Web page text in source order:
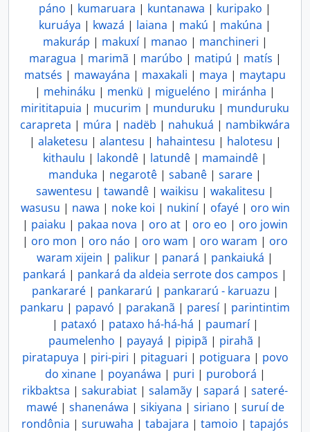
páno | kumaruara | kuntanawa | kuripako |
kuruáya | kwazá | laiana | makú | makúna |
makuráp | makuxí| manao | manchineri |
maragua | marimã | marúbo | matipú | matís |
matsés | mawayána | maxakali | maya | maytapu
| mehináku | menkü | migueléno | miránha |
mirititapuia | mucurim | munduruku | munduruku
carapreta | múra | nadëb | nahukuá | nambikwára
| alaketesu | alantesu | hahaintesu | halotesu |
kithaulu | lakondê | latundê | mamaindê |
manduka | negarotê | sabanê | sarare |
sawentesu | tawandê | waikisu | wakalitesu |
wasusu | nawa | noke koi | nukiní| ofayé| oro win
| paiaku | pakaa nova | oro at | oro eo | oro jowin
| oro mon | oro náo | oro wam | oro waram | oro
waram xijein | palikur | panará | pankaiuká |
pankará | pankará da aldeia serrote dos campos |
pankararé| pankararú | pankararú - karuazu |
pankaru | papavó | parakanã | paresí| parintintim
| pataxó | pataxo há-há-há | paumarí|
paumelenho | payayá | pipipã | pirahã |
piratapuya | piri-piri | pitaguari | potiguara | povo
do xinane| poyanáwa | puri | puroborá |
rikbaktsa | sakurabiat | salamãy | sapará | sateré-
mawé| shanenáwa | sikiyana | siriano | suruí de
rondônia | suruwaha | tabajara | tamoio | tapajós